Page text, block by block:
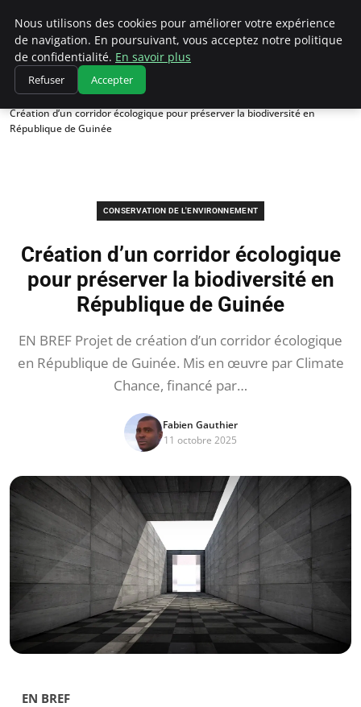
Climatedebtagents
Accueil
Conservation de l'environnement
Création d’un corridor écologique pour préserver la biodiversité en
République de Guinée
CONSERVATION DE L'ENVIRONNEMENT
Création d’un corridor écologique
pour préserver la biodiversité en
République de Guinée
EN BREF Projet de création d’un corridor écologique
en République de Guinée. Mis en œuvre par Climate
Chance, financé par…
Fabien Gauthier
11 octobre 2025
EN BREF
Nous utilisons des cookies pour améliorer votre expérience
de navigation. En poursuivant, vous acceptez notre politique
de confidentialité. En savoir plus
Refuser Accepter